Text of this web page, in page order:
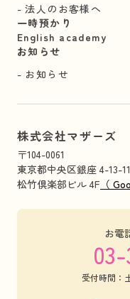
法人のお客様へ
一時預かり
English academy
お知らせ
お知らせ
株式会社マザーズ
〒104-0061
東京都中央区銀座 4-13-11
松竹倶楽部ビル 4F （
お電
受付時間：